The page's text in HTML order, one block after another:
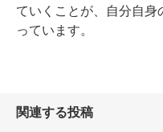
ていくことが、自分自
っています。
関連する投稿